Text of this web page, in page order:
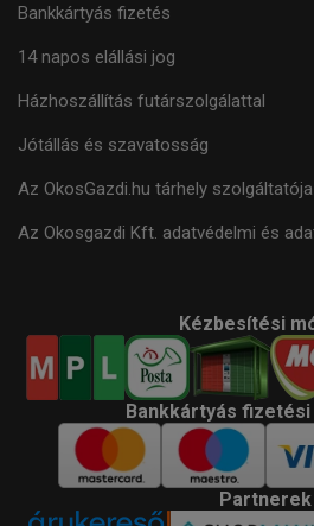
Bankkártyás fizetés
14 napos elállási jog
Házhoszállítás futárszolgálattal
Jótállás és szavatosság
Az OkosGazdi.hu tárhely szolgáltatója
Az Okosgazdi Kft. adatvédelmi és
Kézbesítési
Bankkártyás
Partnerek